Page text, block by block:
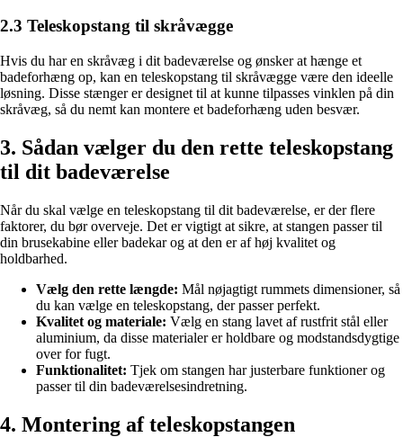
2.3 Teleskopstang til skråvægge
Hvis du har en skråvæg i dit badeværelse og ønsker at hænge et
badeforhæng op, kan en teleskopstang til skråvægge være den ideelle
løsning. Disse stænger er designet til at kunne tilpasses vinklen på din
skråvæg, så du nemt kan montere et badeforhæng uden besvær.
3. Sådan vælger du den rette teleskopstang
til dit badeværelse
Når du skal vælge en teleskopstang til dit badeværelse, er der flere
faktorer, du bør overveje. Det er vigtigt at sikre, at stangen passer til
din brusekabine eller badekar og at den er af høj kvalitet og
holdbarhed.
Vælg den rette længde: Mål nøjagtigt rummets dimensioner, så
du kan vælge en teleskopstang, der passer perfekt.
Kvalitet og materiale: Vælg en stang lavet af rustfrit stål eller
aluminium, da disse materialer er holdbare og modstandsdygtige
over for fugt.
Funktionalitet: Tjek om stangen har justerbare funktioner og
passer til din badeværelsesindretning.
4. Montering af teleskopstangen